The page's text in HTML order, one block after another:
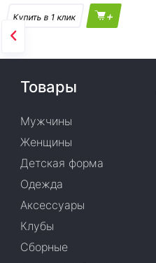
+
Товары
Мужчины
Женщины
Детская форма
Одежда
Аксессуары
Клубы
Сборные